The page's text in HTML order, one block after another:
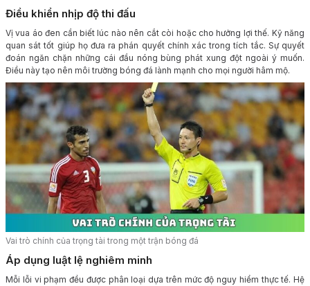
Điều khiển nhịp độ thi đấu
Vị vua áo đen cần biết lúc nào nên cắt còi hoặc cho hưởng lợi thế. Kỹ năng
quan sát tốt giúp họ đưa ra phán quyết chính xác trong tích tắc. Sự quyết
đoán ngăn chặn những cái đầu nóng bùng phát xung đột ngoài ý muốn.
Điều này tạo nên môi trường bóng đá lành mạnh cho mọi người hâm mộ.
Vai trò chính của trọng tài trong một trận bóng đá
Áp dụng luật lệ nghiêm minh
Mỗi lỗi vi phạm đều được phân loại dựa trên mức độ nguy hiểm thực tế. Hệ